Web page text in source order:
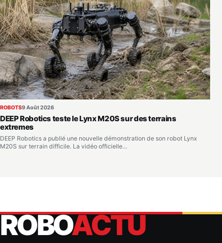
ROBOTS9 Août 2026
DEEP Robotics teste le Lynx M20S sur des terrains
extremes
DEEP Robotics a publié une nouvelle démonstration de son robot Lynx
M20S sur terrain difficile. La vidéo officielle…
ROBOACTU